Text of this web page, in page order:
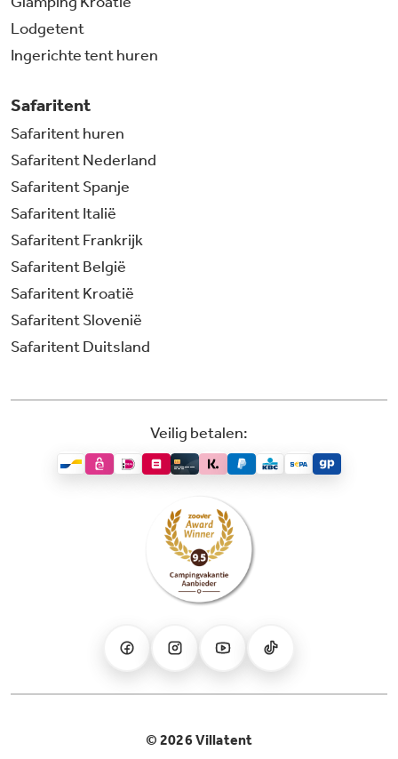
Lodgetent
Ingerichte tent huren
Safaritent
Safaritent huren
Safaritent Nederland
Safaritent Spanje
Safaritent Italië
Safaritent Frankrijk
Safaritent België
Safaritent Kroatië
Safaritent Slovenië
Safaritent Duitsland
Veilig betalen:
© 2026 Villatent